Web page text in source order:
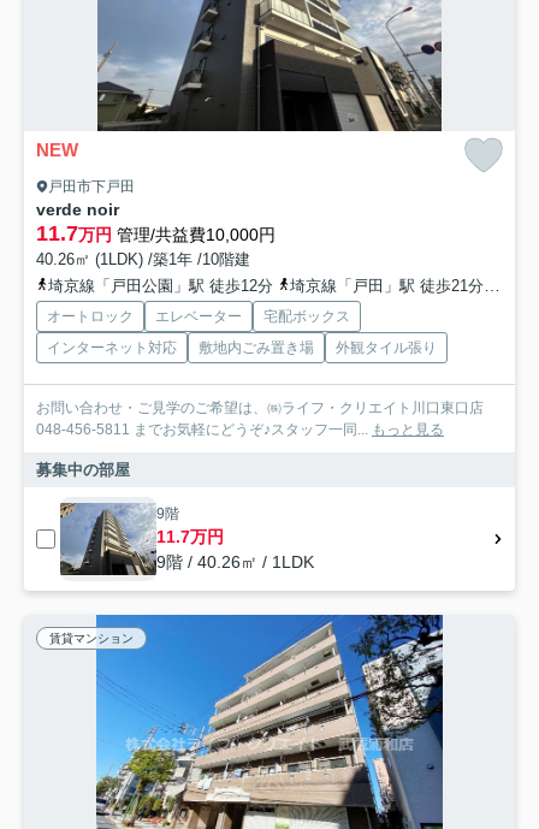
NEW
戸田市下戸田
verde noir
11.7万円 管理/共益費10,000円
40.26㎡ (1LDK) /築1年 /10階建
埼京線「戸田公園」駅 徒歩12分
埼京線「戸田」駅 徒歩21分
オートロック エレベーター
宅配ボックス
インターネット対応
敷地内ごみ置き場 外観タイル張り
お問い合わせ・ご見学のご希望は、㈱ライフ・クリエイト川口東口店
048-456-5811 までお気軽にどうぞ♪スタッフ一同... もっと見る
募集中の部屋
9階
11.7万円
9階 / 40.26㎡ / 1LDK
賃貸マンション